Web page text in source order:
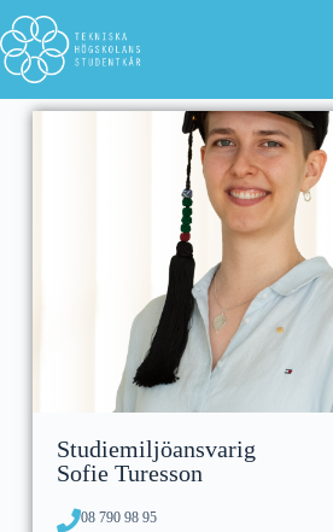
Studiemiljöansvarig
Sofie Turesson
08 790 98 95